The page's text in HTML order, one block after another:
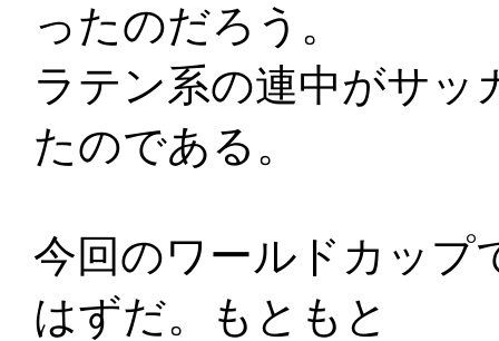
ったのだろう。
ラテン系の連中がサッ
たのである。
今回のワールドカップ
はずだ。もともと